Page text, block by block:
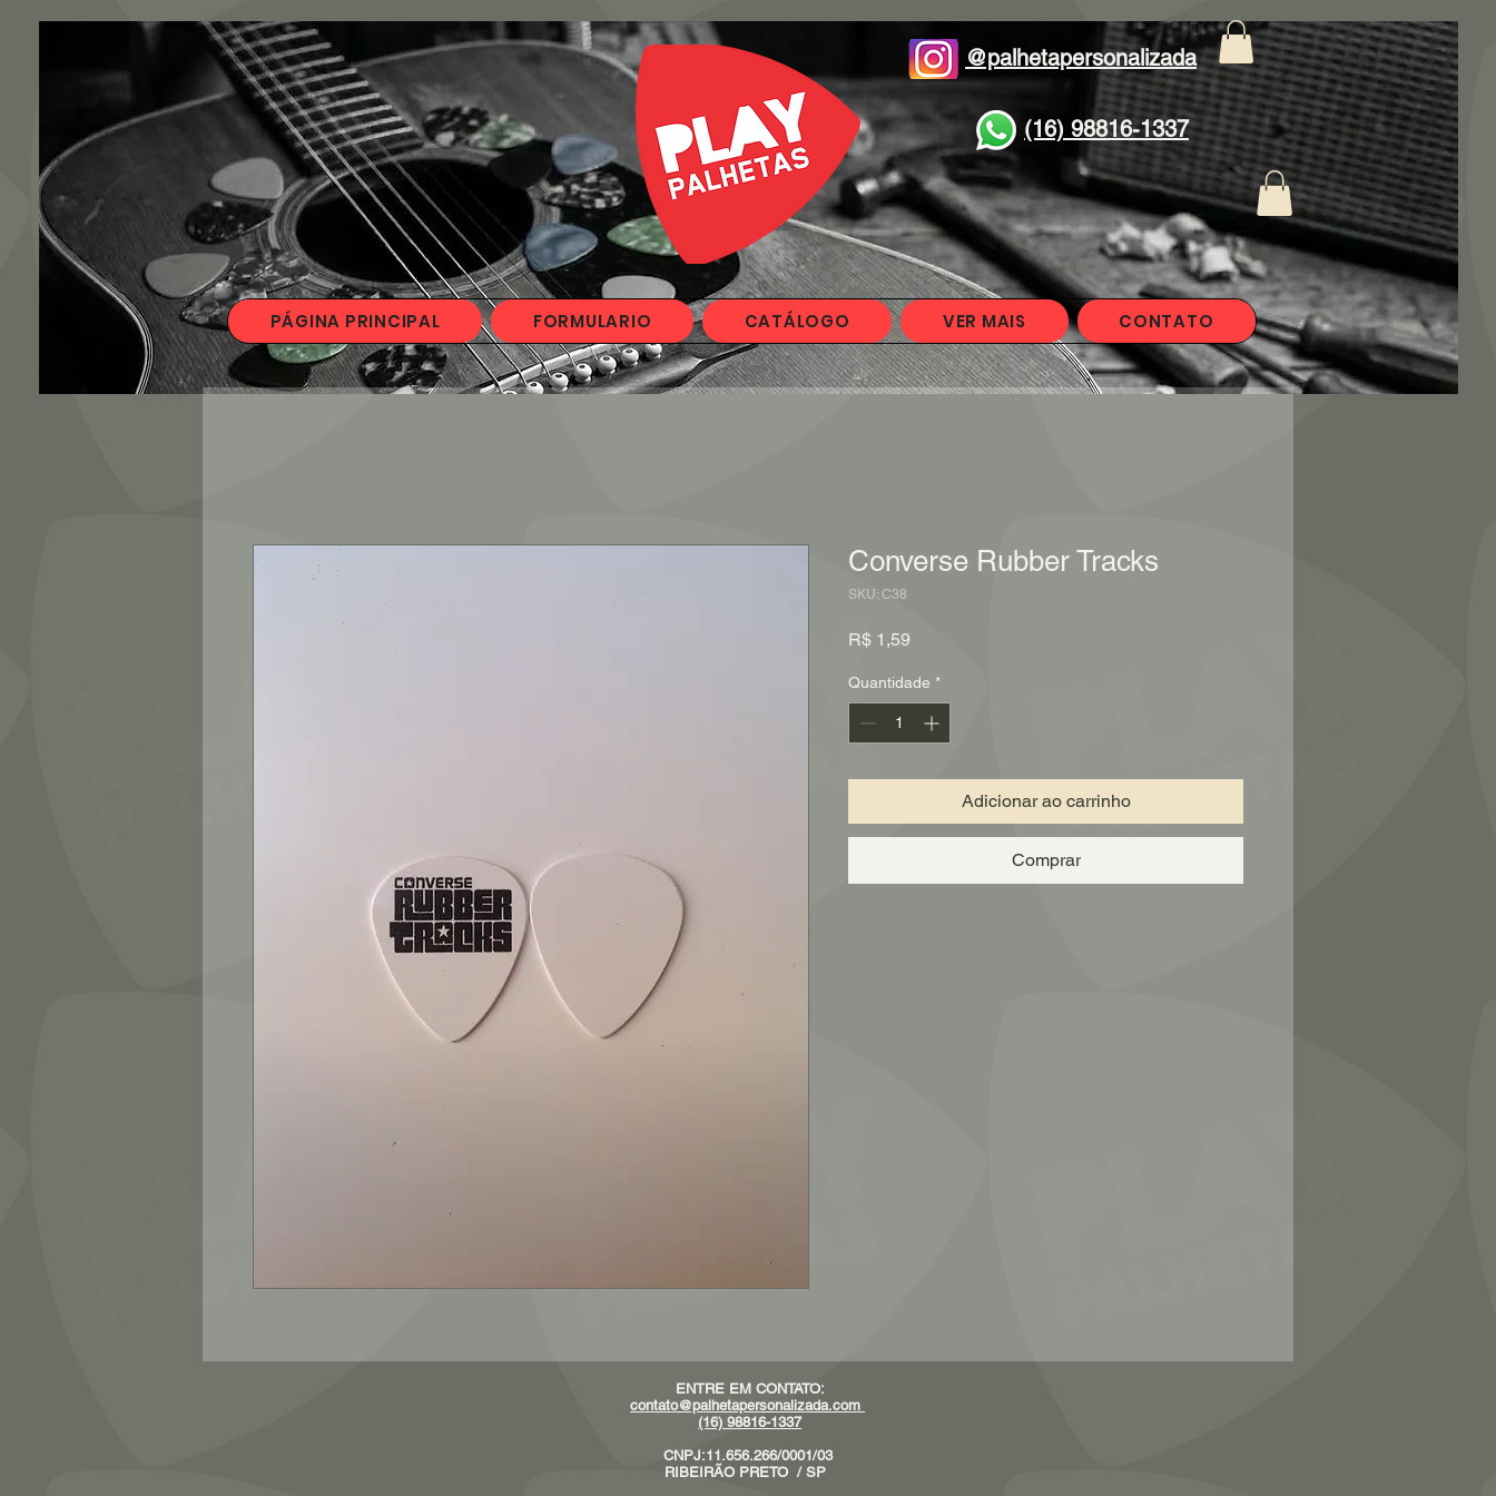
(16) 98816-1337
@palhetapersonalizada
PÁGINA PRINCIPAL FORMULARIO CATÁLOGO VER MAIS CONTATO
Converse Rubber Tracks
SKU: C38
R$ 1,59
Quantidade *
Adicionar ao carrinho
Comprar
ENTRE EM CONTATO:
contato@palhetapersonalizada.com
(16) 98816-1337
CNPJ:11.656.266/0001/03
RIBEIRÃO PRETO / SP